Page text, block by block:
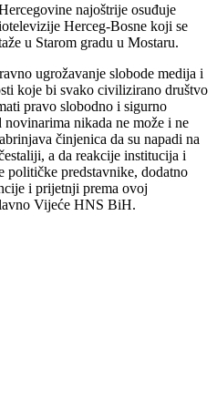
najoštrije osuđuje
Herceg-Bosne koji se
u Starom gradu u Mostaru.
ugrožavanje slobode medija i
koje bi svako civilizirano društvo
pravo slobodno i sigurno
nikada ne može i ne
činjenica da su napadi na
a da reakcije institucija i
predstavnike, dodatno
i prijetnji prema ovoj
Vijeće HNS BiH.